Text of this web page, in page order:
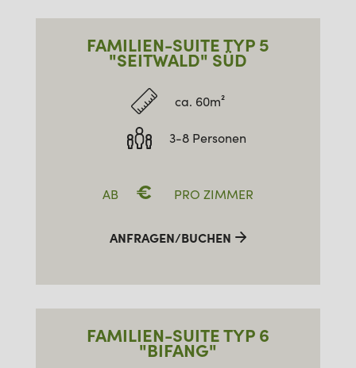
FAMILIEN-SUITE TYP 5
"SEITWALD" SÜD
ca. 60m²
3-8 Personen
AB € PRO ZIMMER
ANFRAGEN/BUCHEN
FAMILIEN-SUITE TYP 6
"BIFANG"